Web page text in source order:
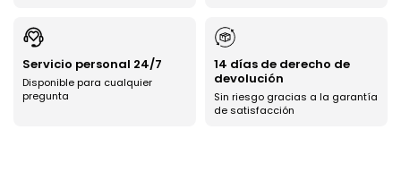
Servicio personal 24/7
Disponible para cualquier
pregunta
14 días de derecho de
devolución
Sin riesgo gracias a la garantía
de satisfacción